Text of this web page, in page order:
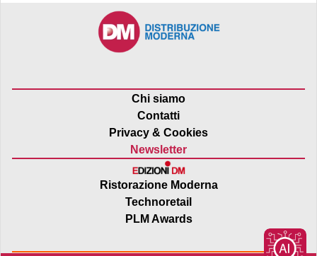
Chi siamo
Contatti
Privacy & Cookies
Newsletter
Ristorazione Moderna
Technoretail
PLM Awards